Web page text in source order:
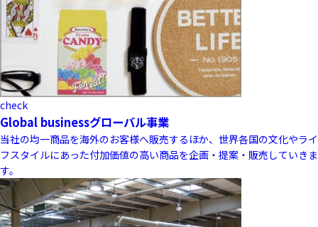
check
Global businessグローバル事業
当社の均一商品を海外のお客様へ販売するほか、世界各国の文化やライ
フスタイルにあった付加価値の高い商品を企画・提案・販売していきま
す。